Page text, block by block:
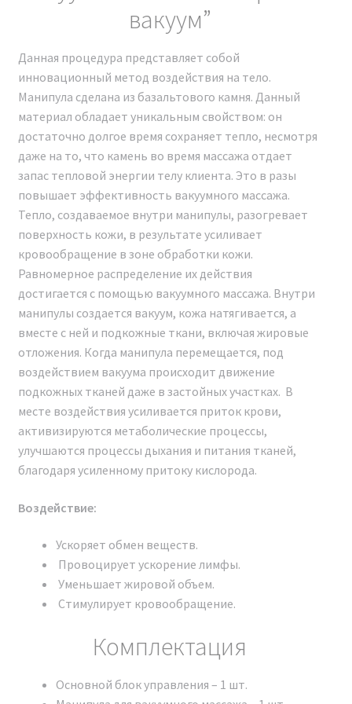
Мы являемся официальным представителем завода,
территории Российской Федерации. Наша компания
осуществляет прямые поставки с завода без
посредников, предоставляя гарантию и сервисное
обслуживание на всем протяжении гарантийного
срока и после него.
Каждый владелец аппарата Аппарат BIO SPIDER
Модельный ряд 2024 г. получает полный пакет
документов. В штате компании работают
профессиональные консультанты, врачи-
косметологи, готовые предоставить
профессиональную консультацию до и после
покупки, а также полное информационное и
консультационное сопровождение.
Наши сертификаты и документы
вакуум”
Данная процедура представляет собой
инновационный метод воздействия на тело.
Манипула сделана из базальтового камня. Данный
материал обладает уникальным свойством: он
достаточно долгое время сохраняет тепло, несмотря
даже на то, что камень во время массажа отдает
запас тепловой энергии телу клиента. Это в разы
повышает эффективность вакуумного массажа.
Тепло, создаваемое внутри манипулы, разогревает
поверхность кожи, в результате усиливает
кровообращение в зоне обработки кожи.
Равномерное распределение их действия
достигается с помощью вакуумного массажа. Внутри
манипулы создается вакуум, кожа натягивается, а
вместе с ней и подкожные ткани, включая жировые
отложения. Когда манипула перемещается, под
воздействием вакуума происходит движение
подкожных тканей даже в застойных участках. В
месте воздействия усиливается приток крови,
активизируются метаболические процессы,
улучшаются процессы дыхания и питания тканей,
благодаря усиленному притоку кислорода.
Воздействие:
Ускоряет обмен веществ.
Провоцирует ускорение лимфы.
Уменьшает жировой объем.
Стимулирует кровообращение.
Комплектация
Основной блок управления – 1 шт.